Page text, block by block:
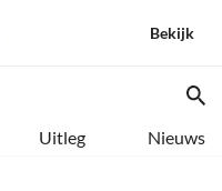
Bekijk
Uitleg Nieuws